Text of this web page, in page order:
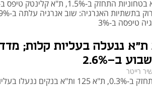
מגפת הקורונה בשנת 2020, ולאחר מכן התאוששות חדה בשנת 2021. גם במהלך
האזורית.
טיפסה ב-3%
ת"א ננעלה בעליות קלות;
ב-2.6%
רייטר